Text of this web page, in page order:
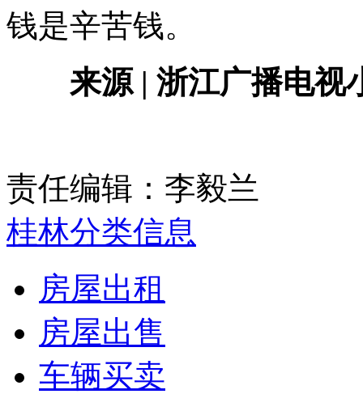
钱是辛苦钱。
来源| 浙江广播电视
责任编辑：李毅兰
桂林分类信息
房屋出租
房屋出售
车辆买卖